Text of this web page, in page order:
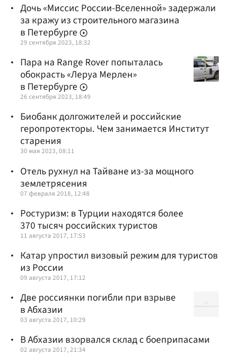
Дочь «Миссис России-Вселенной» задержали
за кражу из строительного магазина
в Петербурге
29 сентября 2023, 18:32
Пара на Range Rover попыталась
обокрасть «Леруа Мерлен»
в Петербурге
26 сентября 2023, 18:49
Биобанк долгожителей и российские
геропротекторы. Чем занимается Институт
старения
30 мая 2023, 08:11
Отель рухнул на Тайване из-за мощного
землетрясения
07 февраля 2018, 12:48
Ростуризм: в Турции находятся более
370 тысяч российских туристов
11 августа 2017, 17:53
Катар упростил визовый режим для туристов
из России
09 августа 2017, 17:12
Две россиянки погибли при взрыве
в Абхазии
03 августа 2017, 10:29
В Абхазии взорвался склад с боеприпасами
02 августа 2017, 21:34